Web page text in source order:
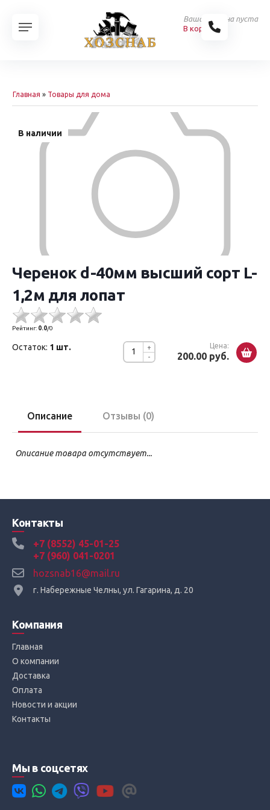
Ваша корзина пуста
В корзину
Главная » Товары для дома
В наличии
Черенок d-40мм высший сорт L-
1,2м для лопат
Рейтинг: 0.0/0
-
+ Цена:
200.00 руб.
Остаток: 1 шт.
Описание Отзывы (0)
Описание товара отсутствует...
Контакты
+7 (8552) 45-01-25
+7 (960) 041-0201
hozsnab16@mail.ru
г. Набережные Челны, ул. Гагарина, д. 20
Компания
Главная
О компании
Доставка
Оплата
Новости и акции
Контакты
Мы в соцсетях